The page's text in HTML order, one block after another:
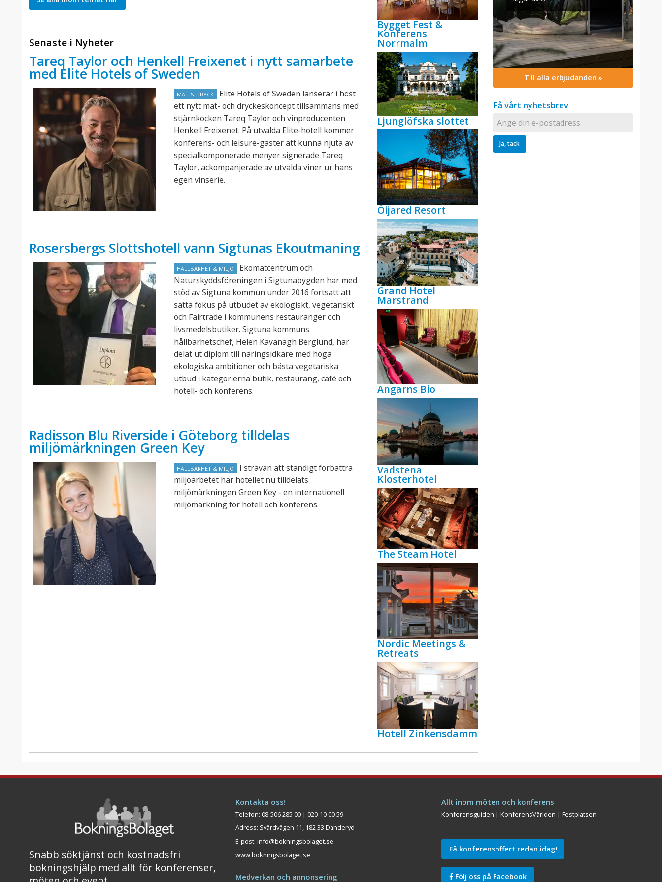
Senaste i Nyheter
Tareq Taylor och Henkell Freixenet i nytt samarbete
med Elite Hotels of Sweden
MAT & DRYCK
Elite Hotels of Sweden lanserar i höst
ett nytt mat- och dryckeskoncept tillsammans med
stjärnkocken Tareq Taylor och vinproducenten
Henkell Freixenet. På utvalda Elite-hotell kommer
konferens- och leisure-gäster att kunna njuta av
specialkomponerade menyer signerade Tareq
Taylor, ackompanjerade av utvalda viner ur hans
egen vinserie.
Rosersbergs Slottshotell vann Sigtunas Ekoutmaning
HÅLLBARHET & MILJÖ
Ekomatcentrum och
Naturskyddsföreningen i Sigtunabygden har med
stöd av Sigtuna kommun under 2016 fortsatt att
sätta fokus på utbudet av ekologiskt, vegetariskt
och Fairtrade i kommunens restauranger och
livsmedelsbutiker. Sigtuna kommuns
hållbarhetschef, Helen Kavanagh Berglund, har
delat ut diplom till näringsidkare med höga
ekologiska ambitioner och bästa vegetariska
utbud i kategorierna butik, restaurang, café och
hotell- och konferens.
Radisson Blu Riverside i Göteborg tilldelas
miljömärkningen Green Key
HÅLLBARHET & MILJÖ
I strävan att ständigt förbättra
miljöarbetet har hotellet nu tilldelats
miljömärkningen Green Key - en internationell
miljömärkning för hotell och konferens.
Bygget Fest &
Konferens
Norrmalm
Ljunglöfska slottet
Öijared Resort
Grand Hotel
Marstrand
Angarns Bio
Vadstena
Klosterhotel
The Steam Hotel
Nordic Meetings &
Retreats
Hotell Zinkensdamm
Till alla erbjudanden »
Få vårt nyhetsbrev
Snabb söktjänst och kostnadsfri
bokningshjälp med allt för konferenser,
Kontakta oss!
Telefon: 08-506 285 00 | 020-10 00 59
Adress: Svärdvägen 11, 182 33 Danderyd
E-post: info@bokningsbolaget.se
www.bokningsbolaget.se
Medverkan och annonsering
Allt inom möten och konferens
Konferensguiden |KonferensVärlden |Festplatsen
Få konferensoffert redan idag!
Följ oss på Facebook